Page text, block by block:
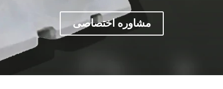
مشاوره اختصاصی